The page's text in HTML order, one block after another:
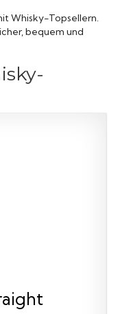
Whisky-Topsellern.
bequem und